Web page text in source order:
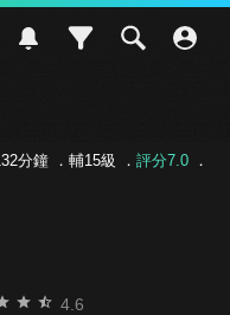
分鐘 ． 輔15級 ． 評分7.0．
4.6